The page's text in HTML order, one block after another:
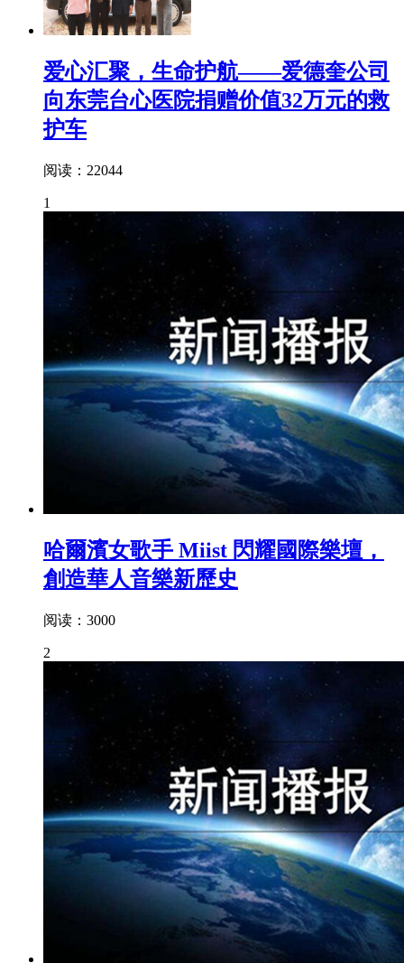
爱心汇聚，生命护航——爱德奎公司
向东莞台心医院捐赠价值32万元的救
护车
阅读：22044
1
哈爾濱女歌手 Miist 閃耀國際樂壇，
創造華人音樂新歷史
阅读：3000
2